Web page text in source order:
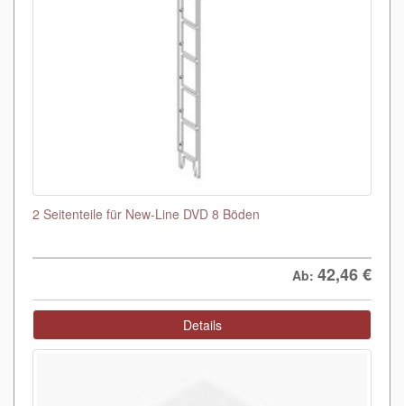
2 Seitenteile für New-Line DVD 8 Böden
Ab: 42,46€
Details